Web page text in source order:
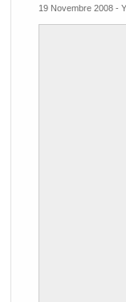
19 Novembre 2008 -